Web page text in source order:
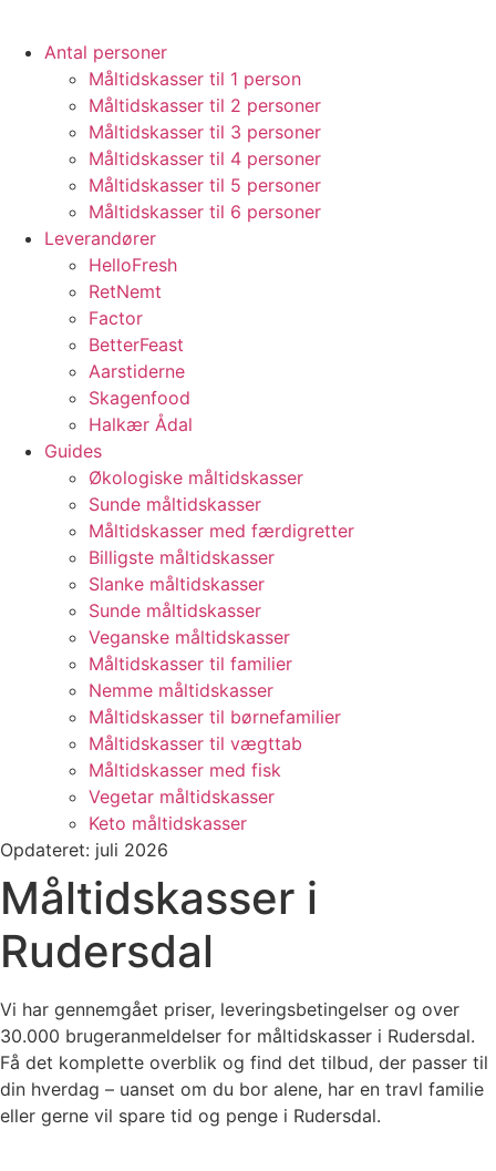
Antal personer
Måltidskasser til 1 person
Måltidskasser til 2 personer
Måltidskasser til 3 personer
Måltidskasser til 4 personer
Måltidskasser til 5 personer
Måltidskasser til 6 personer
Leverandører
HelloFresh
RetNemt
Factor
BetterFeast
Aarstiderne
Skagenfood
Halkær Ådal
Guides
Økologiske måltidskasser
Sunde måltidskasser
Måltidskasser med færdigretter
Billigste måltidskasser
Slanke måltidskasser
Sunde måltidskasser
Veganske måltidskasser
Måltidskasser til familier
Nemme måltidskasser
Måltidskasser til børnefamilier
Måltidskasser til vægttab
Måltidskasser med fisk
Vegetar måltidskasser
Keto måltidskasser
Opdateret: juli 2026
Måltidskasser i
Rudersdal
Vi har gennemgået priser, leveringsbetingelser og over
30.000 brugeranmeldelser for måltidskasser i Rudersdal.
Få det komplette overblik og find det tilbud, der passer til
din hverdag – uanset om du bor alene, har en travl familie
eller gerne vil spare tid og penge i Rudersdal.